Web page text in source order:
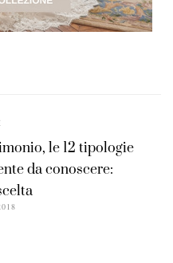
le 12 tipologie
da conoscere: